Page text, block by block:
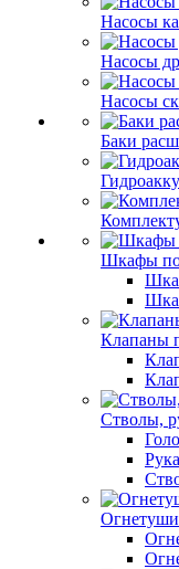
Насосы
Насосы
Насосы
Баки
Шкафы
Клапаны
Стволы,